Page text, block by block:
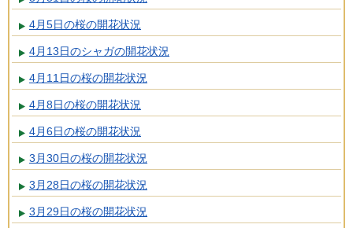
4月5日の桜の開花状況
4月13日のシャガの開花状況
4月11日の桜の開花状況
4月8日の桜の開花状況
4月6日の桜の開花状況
3月30日の桜の開花状況
3月28日の桜の開花状況
3月29日の桜の開花状況